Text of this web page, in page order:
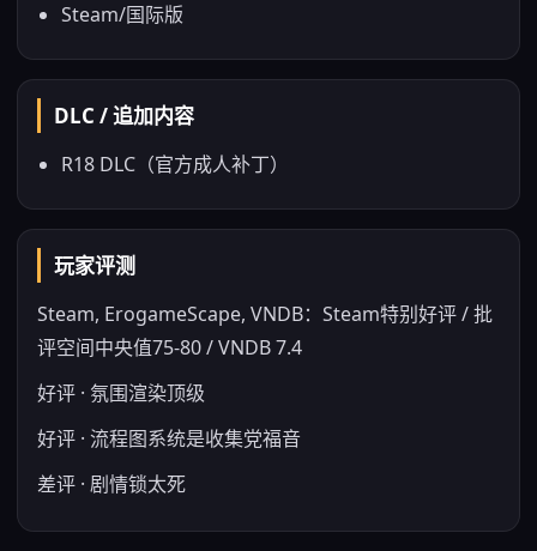
Steam/国际版
DLC / 追加内容
R18 DLC（官方成人补丁）
玩家评测
Steam, ErogameScape, VNDB：Steam特别好评 / 批
评空间中央值75-80 / VNDB 7.4
好评 · 氛围渲染顶级
好评 · 流程图系统是收集党福音
差评 · 剧情锁太死